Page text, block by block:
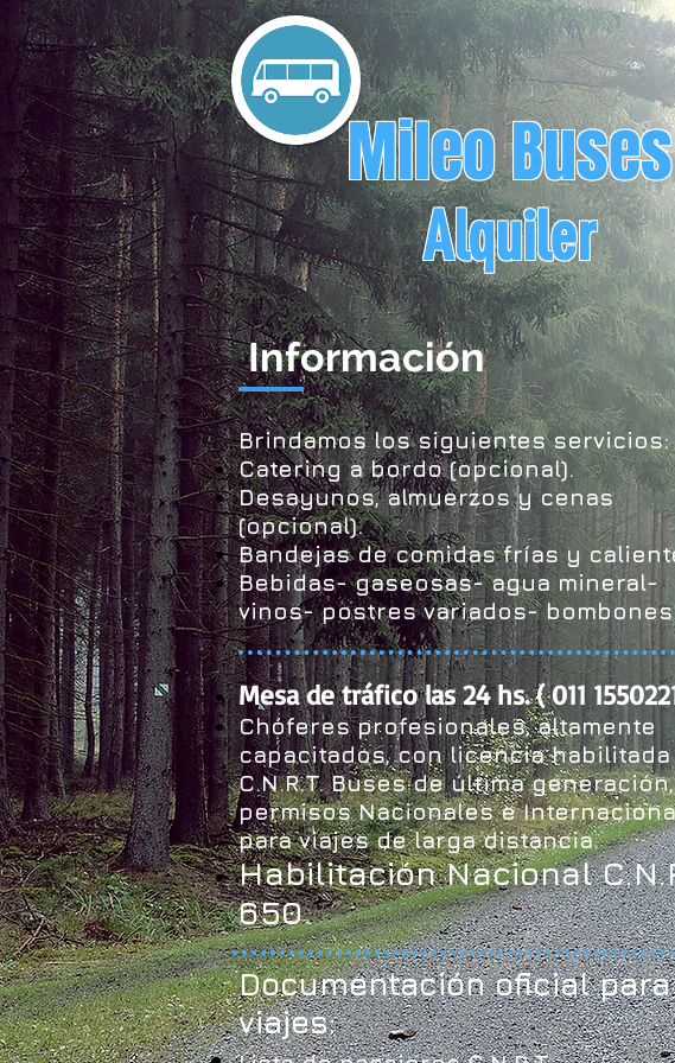
Mileo Buses
Alquiler
Información
Brindamos los siguientes servicios:
Catering a bordo (opcional).
Desayunos, almuerzos y cenas
(opcional).
Bandejas de comidas frías y
Bebidas- gaseosas- agua mineral-
vinos- postres variados-
Mesa de tráfico las 24 hs. ( 011
Chóferes profesionales, altamente
capacitados, con licencia
C.N.R.T. Buses de última
permisos Nacionales e
para viajes de larga distancia.
Habilitación Nacional
650
Documentación oficial para
viajes: